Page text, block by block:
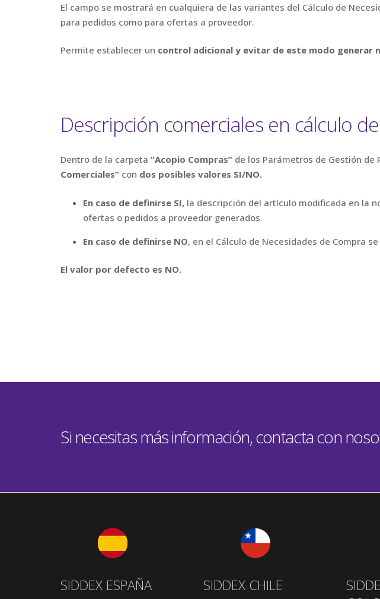
El campo se mostrará en cualquiera de las variantes del Cálculo de
para pedidos como para ofertas a proveedor.
Permite establecer un control adicional y evitar de este modo generar
Descripción comerciales en cálculo
Dentro de la carpeta “Acopio Compras” de los Parámetros de Gestión de
Comerciales” con dos posibles valores SI/NO.
En caso de definirse SI,la descripción del artículo modificada en la
ofertas o pedidos a proveedor generados.
En caso de definirse NO, en el Cálculo de Necesidades de Compra
El valor por defecto es NO.
Si necesitas más información, contacta con
SIDDEX ESPAÑA SIDDEX CHILE